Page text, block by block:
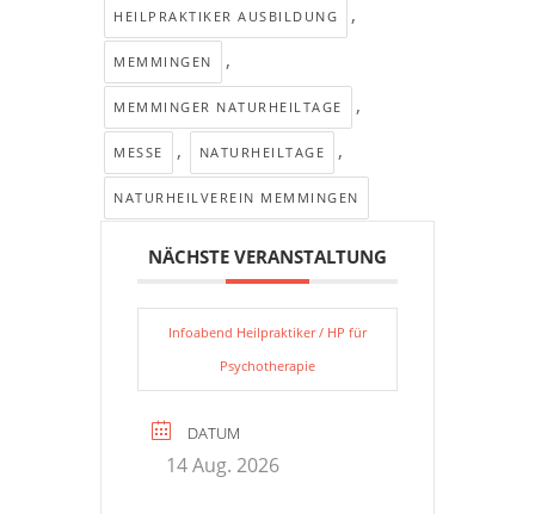
HEILPRAKTIKER AUSBILDUNG ,
MEMMINGEN ,
MEMMINGER NATURHEILTAGE ,
MESSE , NATURHEILTAGE ,
NATURHEILVEREIN MEMMINGEN
NÄCHSTE VERANSTALTUNG
Infoabend Heilpraktiker / HP für
Psychotherapie
DATUM
14 Aug. 2026